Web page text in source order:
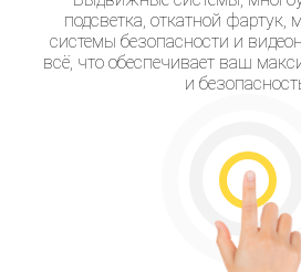
подсветка, откатной фартук,
системы безопасности и
всё, что обеспечивает ваш
и